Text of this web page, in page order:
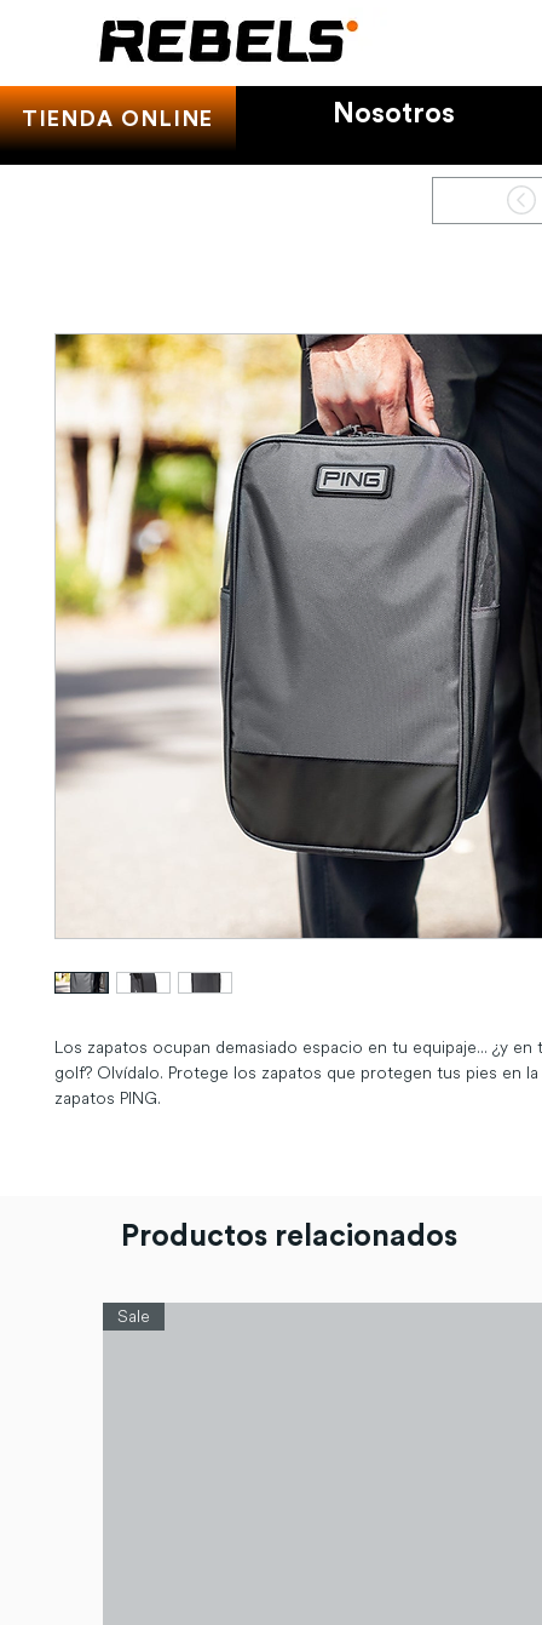
TIENDA ONLINE Nosotros
Los zapatos ocupan demasiado espacio en tu equipaje... ¿y en
golf? Olvídalo. Protege los zapatos que protegen tus pies en la
zapatos PING.
Productos relacionados
Sale